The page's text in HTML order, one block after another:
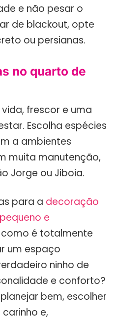
e não pesar o
de blackout, opte
ou persianas.
no quarto de
frescor e uma
Escolha espécies
a ambientes
muita manutenção,
Jorge ou Jiboia.
para a decoração
e
como é totalmente
um espaço
ninho de
e conforto?
bem, escolher
e,